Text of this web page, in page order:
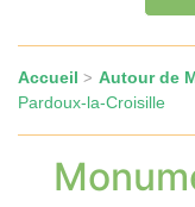
Accueil > Autour de
Pardoux-la-Croisille